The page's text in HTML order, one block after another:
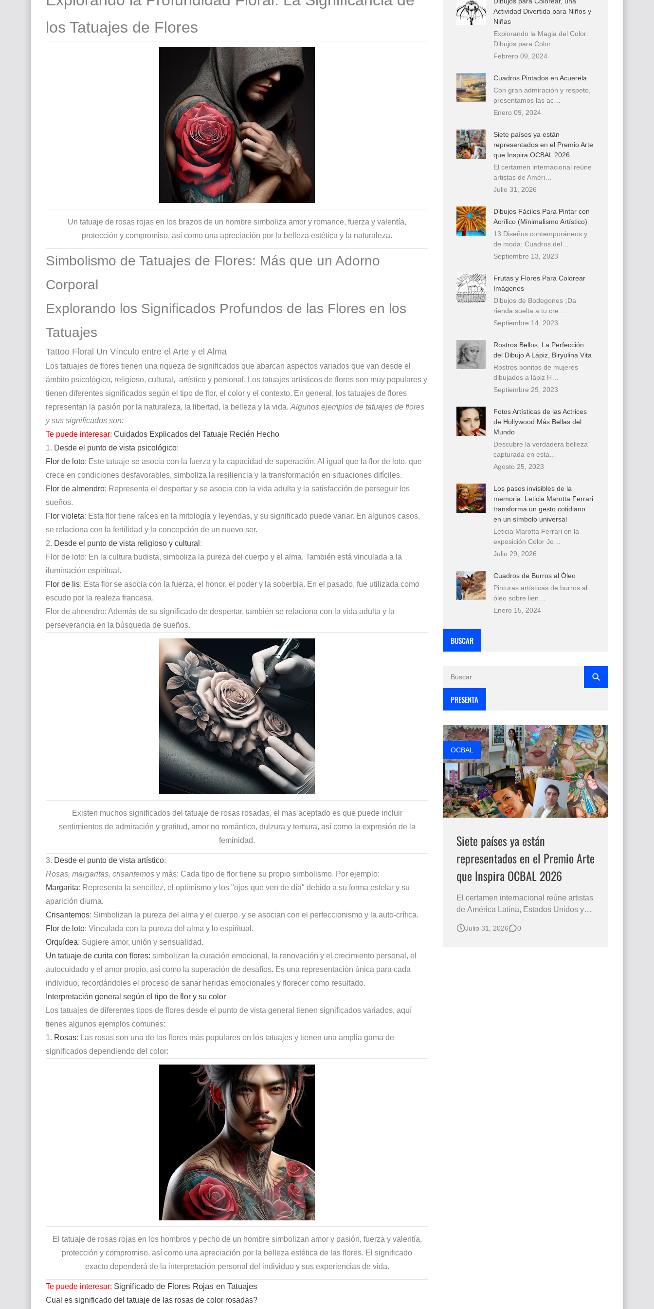
los Tatuajes de Flores
Un tatuaje de rosas rojas en los brazos de un hombre simboliza amor y romance, fuerza y valentía,
protección y compromiso, así como una apreciación por la belleza estética y la naturaleza.
Simbolismo de Tatuajes de Flores: Más que un Adorno
Corporal
Explorando los Significados Profundos de las Flores en los
Tatuajes
Tattoo Floral Un Vínculo entre el Arte y el Alma
Los tatuajes de flores tienen una riqueza de significados que abarcan aspectos variados que van desde el
ámbito psicológico, religioso, cultural, artístico y personal. Los tatuajes artísticos de flores son muy populares y
tienen diferentes significados según el tipo de flor, el color y el contexto. En general, los tatuajes de flores
representan la pasión por la naturaleza, la libertad, la belleza y la vida. Algunos ejemplos de tatuajes de flores
y sus significados son:
Te puede interesar: Cuidados Explicados del Tatuaje Recién Hecho
1. Desde el punto de vista psicológico:
Flor de loto: Este tatuaje se asocia con la fuerza y la capacidad de superación. Al igual que la flor de loto, que
crece en condiciones desfavorables, simboliza la resiliencia y la transformación en situaciones difíciles.
Flor de almendro: Representa el despertar y se asocia con la vida adulta y la satisfacción de perseguir los
sueños.
Flor violeta: Esta flor tiene raíces en la mitología y leyendas, y su significado puede variar. En algunos casos,
se relaciona con la fertilidad y la concepción de un nuevo ser.
2. Desde el punto de vista religioso y cultural :
Flor de loto: En la cultura budista, simboliza la pureza del cuerpo y el alma. También está vinculada a la
iluminación espiritual.
Flor de lis: Esta flor se asocia con la fuerza, el honor, el poder y la soberbia. En el pasado, fue utilizada como
escudo por la realeza francesa.
Flor de almendro: Además de su significado de despertar, también se relaciona con la vida adulta y la
perseverancia en la búsqueda de sueños.
Existen muchos significados del tatuaje de rosas rosadas, el mas aceptado es que puede incluir
sentimientos de admiración y gratitud, amor no romántico, dulzura y ternura, así como la expresión de la
feminidad.
3. Desde el punto de vista artístico:
Rosas, margaritas, crisantemos y más: Cada tipo de flor tiene su propio simbolismo. Por ejemplo:
Margarita: Representa la sencillez, el optimismo y los "ojos que ven de día" debido a su forma estelar y su
aparición diurna.
Crisantemos: Simbolizan la pureza del alma y el cuerpo, y se asocian con el perfeccionismo y la auto-crítica.
Flor de loto: Vinculada con la pureza del alma y lo espiritual.
Orquídea: Sugiere amor, unión y sensualidad.
Un tatuaje de curita con flores: simbolizan la curación emocional, la renovación y el crecimiento personal, el
autocuidado y el amor propio, así como la superación de desafíos. Es una representación única para cada
individuo, recordándoles el proceso de sanar heridas emocionales y florecer como resultado.
Interpretación general según el tipo de flor y su color
Los tatuajes de diferentes tipos de flores desde el punto de vista general tienen significados variados, aquí
tienes algunos ejemplos comunes:
1. Rosas: Las rosas son una de las flores más populares en los tatuajes y tienen una amplia gama de
significados dependiendo del color:
El tatuaje de rosas rojas en los hombros y pecho de un hombre simbolizan amor y pasión, fuerza y valentía,
protección y compromiso, así como una apreciación por la belleza estética de las flores. El significado
exacto dependerá de la interpretación personal del individuo y sus experiencias de vida.
Te puede interesar: Significado de Flores Rojas en Tatuajes
Cual es significado del tatuaje de las rosas de color rosadas?
Actividad Divertida para Niños y
Niñas
Explorando la Magia del Color:
Dibujos para Color…
Febrero 09, 2024
Cuadros Pintados en Acuerela
Con gran admiración y respeto,
presentamos las ac…
Enero 09, 2024
Siete países ya están
representados en el Premio Arte
que Inspira OCBAL 2026
El certamen internacional reúne
artistas de Améri…
Julio 31, 2026
Dibujos Fáciles Para Pintar con
Acrílico (Minimalismo Artístico)
13 Diseños contemporáneos y
de moda: Cuadros del…
Septiembre 13, 2023
Frutas y Flores Para Colorear
Imágenes
Dibujos de Bodegones ¡Da
rienda suelta a tu cre…
Septiembre 14, 2023
Rostros Bellos, La Perfección
del Dibujo A Lápiz, Biryulina Vita
Rostros bonitos de mujeres
dibujados a lápiz H…
Septiembre 29, 2023
Fotos Artísticas de las Actrices
de Hollywood Más Bellas del
Mundo
Descubre la verdadera belleza
capturada en esta…
Agosto 25, 2023
Los pasos invisibles de la
memoria: Leticia Marotta Ferrari
transforma un gesto cotidiano
en un símbolo universal
Leticia Marotta Ferrari en la
exposición Color Jo…
Julio 29, 2026
Cuadros de Burros al Óleo
Pinturas artísticas de burros al
óleo sobre lien…
Enero 15, 2024
BUSCAR
PRESENTA
OCBAL
Siete países ya están
representados en el Premio Arte
que Inspira OCBAL 2026
El certamen internacional reúne artistas
de América Latina, Estados Unidos y
continúa abierta para nuevos
Julio 31, 2026 0